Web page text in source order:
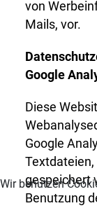
von
Mails, vor.
Google
Diese
Google
gespeichert
Benutzung
Wir benutzen